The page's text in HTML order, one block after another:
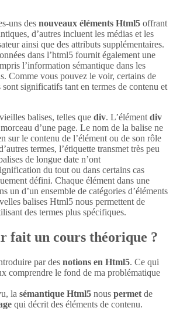
uns des nouveaux éléments Html5 offrant
d’autres incluent les médias et les
ainsi que des attributs supplémentaires.
dans l’html5 fournit également une
l’information sémantique dans les
Comme vous pouvez le voir, certains de
sont significatifs tant en termes de contenu et
balises, telles que div. L’élément div
d’une page. Le nom de la balise ne
sur le contenu de l’élément ou de son rôle
termes, l’étiquette transmet très peu
de longue date n’ont
du tout ou dans certains cas
défini. Chaque élément dans une
un d’un ensemble de catégories d’éléments
balises Html5 nous permettent de
des termes plus spécifiques.
fait un cours théorique ?
par des notions en Html5. Ce qui
comprendre le fond de ma problématique
la sémantique Html5 nous permet de
qui décrit des éléments de contenu.